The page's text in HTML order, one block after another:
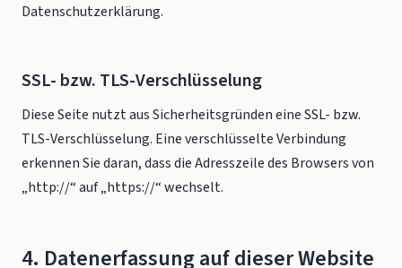
Datenschutzerklärung.
SSL- bzw. TLS-Verschlüsselung
Diese Seite nutzt aus Sicherheitsgründen eine SSL- bzw.
TLS-Verschlüsselung. Eine verschlüsselte Verbindung
erkennen Sie daran, dass die Adresszeile des Browsers von
„http://“ auf „https://“ wechselt.
4. Datenerfassung auf dieser Website